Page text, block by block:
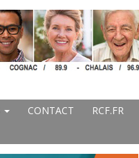
CONTACT
RCF.FR